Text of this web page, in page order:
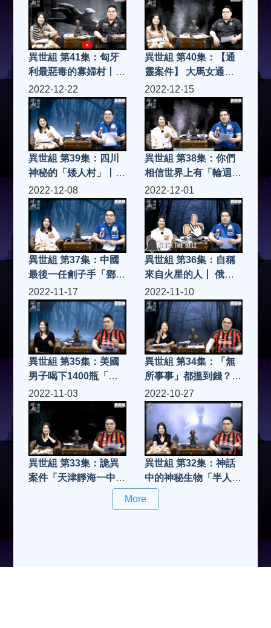
異世組 第41集：匈牙
利最惡毒的寡婦村丨竟
然「集體殺夫」
異世組 第40集：【通
靈案件】 大馬女通靈
人準確預言「施法」協
助搜索隊成功尋獲遺體
2022-12-22
異世組 第39集：四川
神秘的「矮人村」丨原
來村民變成「矮人」係
有原因的
2022-12-15
異世組 第38集：你們
相信世界上有「輪迴轉
世」&「擁有前世記
憶」的嗎
2022-12-08
異世組 第37集：中國
最後一任劊子手「鄧海
山」l 最後一生結局如
何
2022-12-01
異世組 第36集：自稱
來自火星的人丨 俄羅
斯男孩-波利斯卡
(Boriska
Kipriyanovich)
2022-11-17
異世組 第35集：美國
男子喝下1400瓶「鐳
水」丨他究竟會有怎樣
變化
2022-11-10
異世組 第34集：「無
所事事」都搵到錢？丨
另類工作「出租自己」
2022-11-03
異世組 第33集：詭異
案件「天津靜海一中七
2022-10-27
異世組 第32集：神話
中的神秘生物「半人
馬」
More